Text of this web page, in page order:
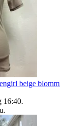
beige
16:40.
.